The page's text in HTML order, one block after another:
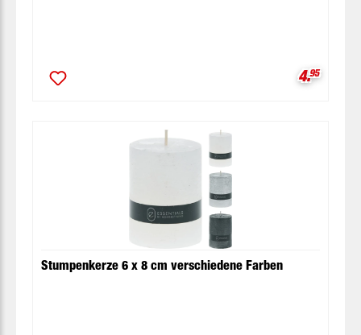
4.95
Stumpenkerze 6 x 8 cm verschiedene Farben